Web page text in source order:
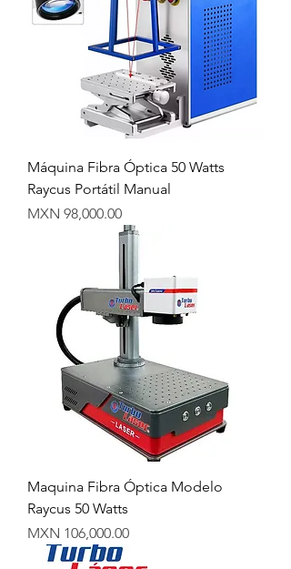
Máquina Fibra Óptica 50 Watts
Raycus Portátil Manual
Precio
MXN 98,000.00
Maquina Fibra Óptica Modelo
Raycus 50 Watts
Precio
MXN 106,000.00